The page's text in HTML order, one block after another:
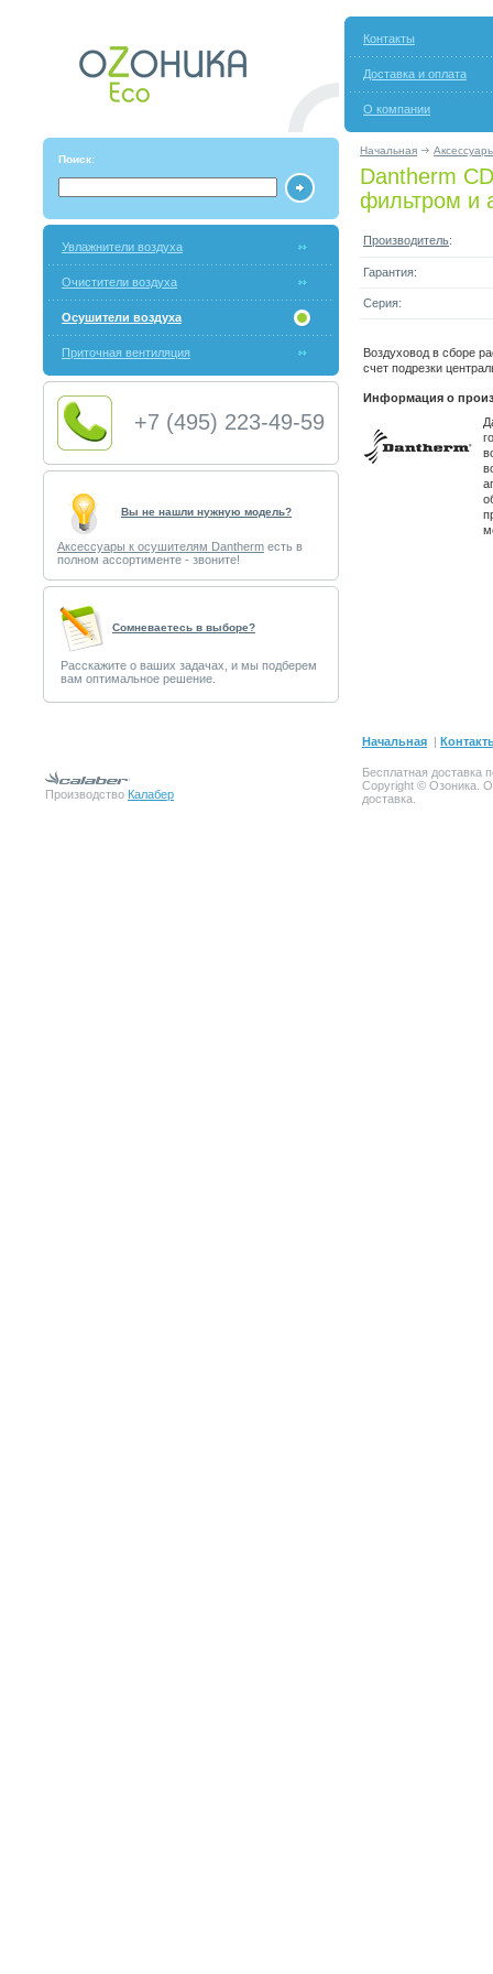
Контакты
Доставка и оплата
О компании
Поиск:
Начальная
Dantherm
фильтром и
Увлажнители воздуха
Очистители воздуха
Осушители воздуха
Приточная вентиляция
+7 (495) 223-49-59
Вы не нашли нужную модель?
Аксессуары к осушителям Dantherm есть в
полном ассортименте - звоните!
Cомневаетесь в выборе?
Расскажите о ваших задачах, и мы подберем
вам оптимальное решение.
Производитель:
Гарантия:
Серия:
Воздуховод в сборе
счет подрезки
Информация о
Начальная |
Производство Калабер
Бесплатная доставка
Copyright © Озоника.
доставка.